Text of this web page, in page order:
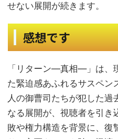
せない展開が続きます。
感想です
「リターン―真相―」は、
た緊迫感あふれるサスペン
人の御曹司たちが犯した過
なる展開が、視聴者を引き
敗や権力構造を背景に、復